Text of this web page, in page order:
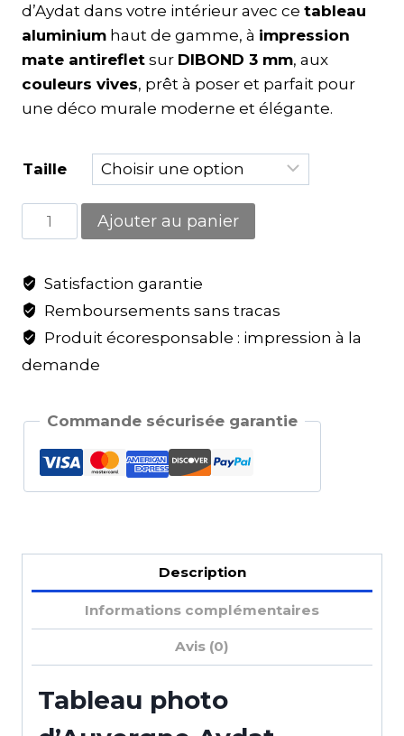
d’Aydat dans votre intérieur avec ce tableau
aluminium haut de gamme, à impression
mate antireflet sur DIBOND 3 mm, aux
couleurs vives, prêt à poser et parfait pour
une déco murale moderne et élégante.
Taille
Ajouter au panier
Satisfaction garantie
Remboursements sans tracas
Produit écoresponsable : impression à la
demande
Commande sécurisée garantie
Description
Informations complémentaires
Avis (0)
Tableau photo